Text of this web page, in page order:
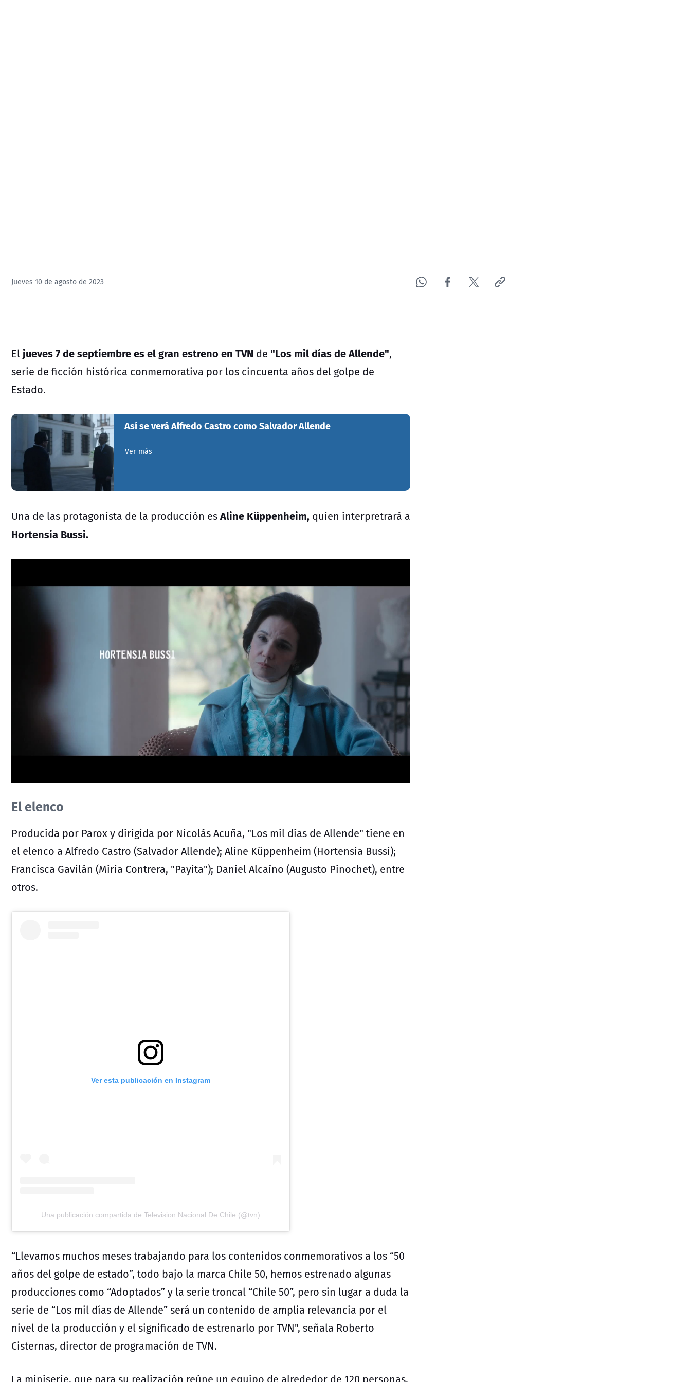
Jueves 10 de agosto de 2023
El jueves 7 de septiembre es el gran estreno en TVN de "Los mil días de Allende",
serie de ficción histórica conmemorativa por los cincuenta años del golpe de
Estado.
Así se verá Alfredo Castro como Salvador Allende
Ver más
Una de las protagonista de la producción esAline Küppenheim, quien interpretrará a
Hortensia Bussi.
El elenco
Producida por Parox y dirigida por Nicolás Acuña, "Los mil días de Allende" tiene en
el elenco a Alfredo Castro (Salvador Allende); Aline Küppenheim (Hortensia Bussi);
Francisca Gavilán (Miria Contrera, "Payita"); Daniel Alcaíno (Augusto Pinochet), entre
otros.
Ver esta publicación en Instagram
Una publicación compartida de Television Nacional De Chile (@tvn)
“Llevamos muchos meses trabajando para los contenidos conmemorativos a los “50
años del golpe de estado”, todo bajo la marca Chile 50, hemos estrenado algunas
producciones como “Adoptados” y la serie troncal “Chile 50”, pero sin lugar a duda la
serie de “Los mil días de Allende” será un contenido de amplia relevancia por el
nivel de la producción y el significado de estrenarlo por TVN", señala Roberto
Cisternas, director de programación de TVN.